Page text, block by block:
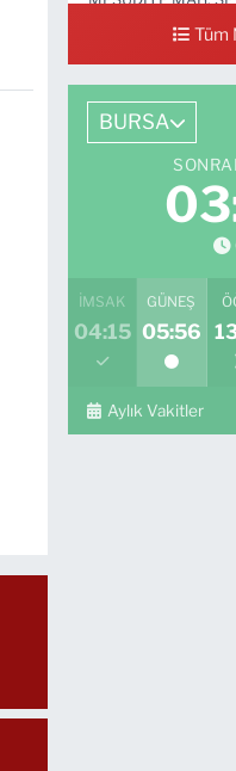
0 (224) 711 04
Tüm
BURSA
İMSAK
04:15
GÜNEŞ
05:56
Aylık Vakitler